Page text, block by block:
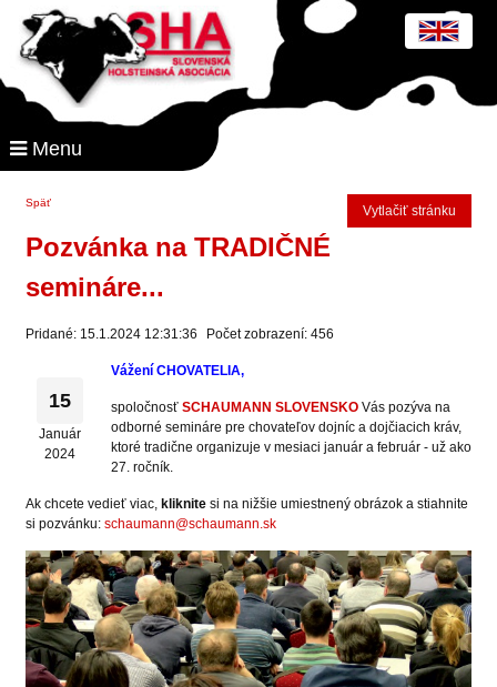
Menu
Späť
Vytlačiť stránku
Pozvánka na TRADIČNÉ
semináre...
Pridané: 15.1.2024 12:31:36 Počet zobrazení: 456
15
Január
2024
Vážení CHOVATELIA,
spoločnosť SCHAUMANN SLOVENSKO Vás pozýva na
odborné semináre pre chovateľov dojníc a dojčiacich kráv,
ktoré tradične organizuje v mesiaci január a február - už ako
27. ročník.
Ak chcete vedieť viac, kliknite si na nižšie umiestnený obrázok a stiahnite
si pozvánku: schaumann@schaumann.sk